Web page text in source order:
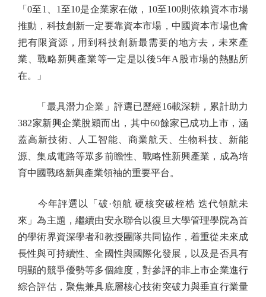
「0至1、1至10是企業家在做，10至100則依賴資本市場
推動，科技創新一定要靠資本市場，中國資本市場也會
把有限資源，用到科技創新最需要的地方去，未來產
業、戰略新興產業等一定是以後5年A股市場的熱點所
在。」
「最具潛力企業」評選已歷經16載深耕，累計助力
382家新興企業脫穎而出，其中60餘家已成功上市，涵
蓋高新技術、人工智能、商業航天、生物科技、新能
源、集成電路等眾多前瞻性、戰略性新興產業，成為培
育中國戰略新興產業領袖的重要平台。
今年評選以「破·領航 硬核突破桎梏 迭代領航未
來」為主題，繼續由安永聯合以復旦大學管理學院為首
的學術界資深學者和教授團隊共同協作，着重從未來成
長性與可持續性、全國性與國際化發展，以及是否具有
明顯的競爭優勢等多個維度，對參評的非上市企業進行
綜合評估，聚焦兼具底層核心技術突破力與垂直行業量